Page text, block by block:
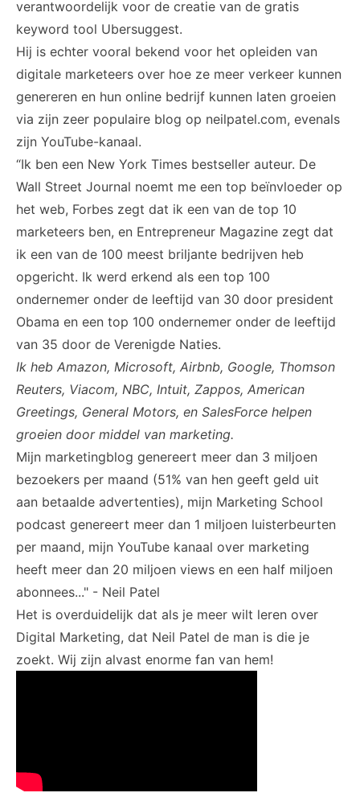
verantwoordelijk voor de creatie van de gratis
keyword tool Ubersuggest.
Hij is echter vooral bekend voor het opleiden van
digitale marketeers over hoe ze meer verkeer kunnen
genereren en hun online bedrijf kunnen laten groeien
via zijn zeer populaire blog op neilpatel.com, evenals
zijn YouTube-kanaal.
“Ik ben een New York Times bestseller auteur. De
Wall Street Journal noemt me een top beïnvloeder op
het web, Forbes zegt dat ik een van de top 10
marketeers ben, en Entrepreneur Magazine zegt dat
ik een van de 100 meest briljante bedrijven heb
opgericht. Ik werd erkend als een top 100
ondernemer onder de leeftijd van 30 door president
Obama en een top 100 ondernemer onder de leeftijd
van 35 door de Verenigde Naties.
Ik heb Amazon, Microsoft, Airbnb, Google, Thomson
Reuters, Viacom, NBC, Intuit, Zappos, American
Greetings, General Motors, en SalesForce helpen
groeien door middel van marketing.
Mijn marketingblog genereert meer dan 3 miljoen
bezoekers per maand (51% van hen geeft geld uit
aan betaalde advertenties), mijn Marketing School
podcast genereert meer dan 1 miljoen luisterbeurten
per maand, mijn YouTube kanaal over marketing
heeft meer dan 20 miljoen views en een half miljoen
abonnees..." - Neil Patel
Het is overduidelijk dat als je meer wilt leren over
Digital Marketing, dat Neil Patel de man is die je
zoekt. Wij zijn alvast enorme fan van hem!